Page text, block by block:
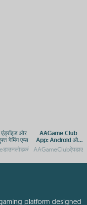
और
गेमिंग एप्स
AAGame Club
App: Android और
iOS पर मुफ्त डाउनलोड